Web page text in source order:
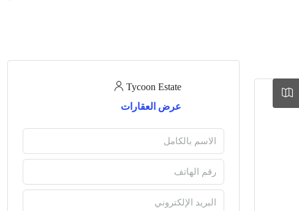
Tycoon Estate
عرض العقارات